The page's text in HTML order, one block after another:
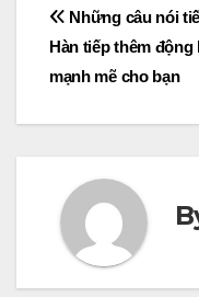
Post
Những câu nói
Hàn tiếp thêm động
mạnh mẽ cho bạn